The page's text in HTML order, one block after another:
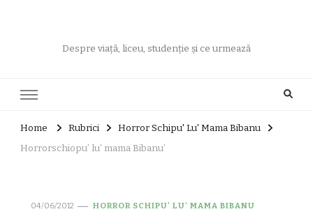
Despre viață, liceu, studenție și ce urmează
Home Rubrici
Horror Schipu' Lu' Mama Bibanu
Horrorschiopu’ lu’ mama Bibanu’
04/06/2012 HORROR SCHIPU' LU' MAMA BIBANU